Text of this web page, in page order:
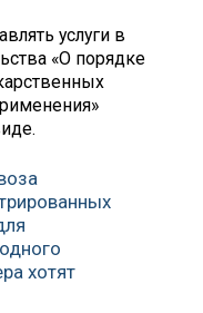
услуги в
«О порядке
хотят